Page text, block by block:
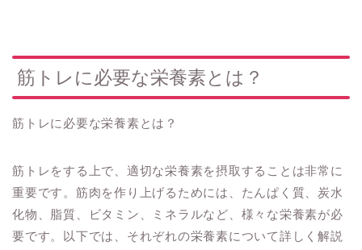
筋トレに必要な栄養素とは？
筋トレに必要な栄養素とは？
筋トレをする上で、適切な栄養素を摂取することは非常に
重要です。筋肉を作り上げるためには、たんぱく質、炭水
化物、脂質、ビタミン、ミネラルなど、様々な栄養素が必
要です。以下では、それぞれの栄養素について詳しく解説